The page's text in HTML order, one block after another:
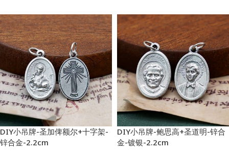
DIY小吊牌-圣加俾额尔+十字架-
锌合金-2.2cm
DIY小吊牌-鲍思高+圣道明-锌合
金-镀银-2.2cm